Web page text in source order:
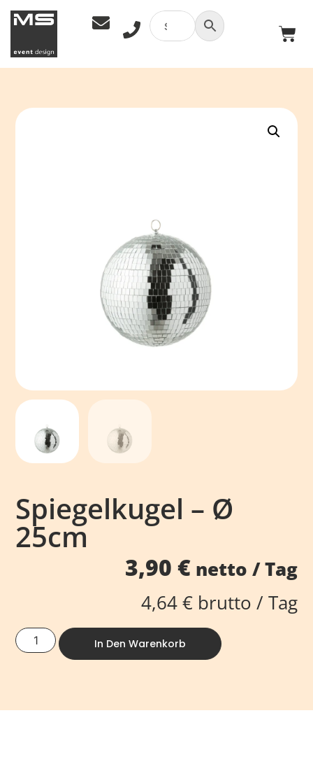
Spiegelkugel – Ø
25cm
3,90 €netto / Tag
4,64 €brutto / Tag
In Den Warenkorb